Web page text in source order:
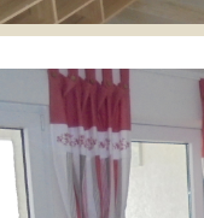
Küche